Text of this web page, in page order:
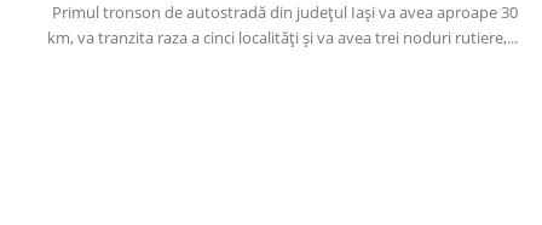
Primul tronson de autostradă din judeţul Iaşi va avea aproape 30
km, va tranzita raza a cinci localităţi şi va avea trei noduri rutiere,...